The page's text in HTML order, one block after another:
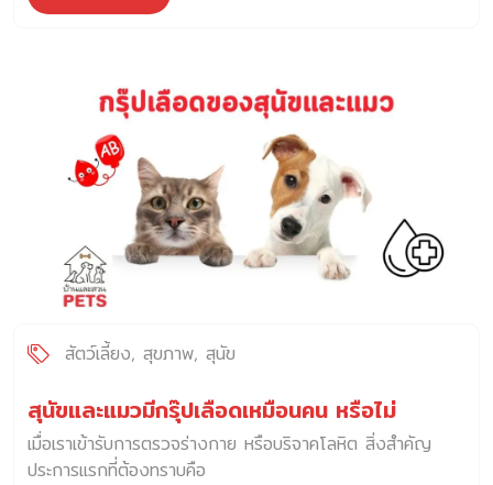
สัตว์เลี้ยง สุขภาพ สุนัข
สุนัขและแมวมีกรุ๊ปเลือดเหมือนคน หรือไม่
เมื่อเราเข้ารับการตรวจร่างกาย หรือบริจาคโลหิต สิ่งสำคัญ
ประการแรกที่ต้องทราบคือ